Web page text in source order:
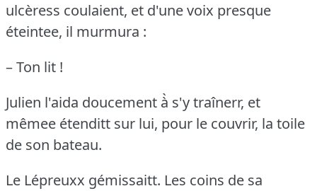
ulcèress coulaient, et d'une voix presque
éteintee, il murmura :
– Ton lit !
Julien l'aida doucement à̀ s'y traînerr, et
mêmee étenditt sur lui, pour le couvrir, la toile
de son bateau.
Le Lépreuxx gémissaitt. Les coins de sa